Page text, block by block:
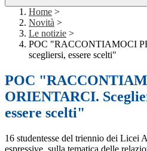
Home >
Novità >
Le notizie >
POC "RACCONTIAMOCI
scegliersi, essere scelti"
POC
ORIENTARCI.
essere scelti"
16 studentesse del triennio dei Licei